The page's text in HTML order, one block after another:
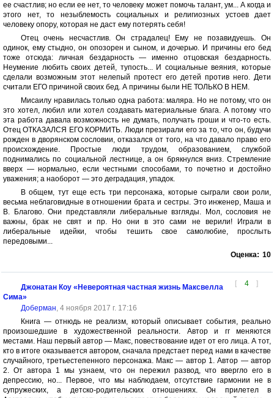
ее счастлив; но если ее нет, то человеку может помочь талант, ум... А когда и
этого нет, то незыблемость социальных и религиозных устоев дает
человеку опору, которая не даст ему потерять себя!
Отец очень несчастлив. Он страдалец! Ему не позавидуешь. Он
одинок, ему стыдно, он опозорен и сыном, и дочерью. И причины его бед
тоже отсюда: личная бездарность — именно отцовская бездарность.
Неумение любить своих детей, тупость... И социальные веяния, которые
сделали возможным этот нелепый протест его детей против него. Дети
считали ЕГО причиной своих бед. А причины были НЕ ТОЛЬКО В НЕМ.
Мисаилу нравилась только одна работа: маляра. Но не потому, что он
это хотел, любил или хотел создавать материальные блага. А потому что
эта работа давала возможность не думать, получать гроши и что-то есть.
Отец ОТКАЗАЛСЯ ЕГО КОРМИТЬ. Люди презирали его за то, что он, будучи
рожден в дворянском сословии, отказался от того, на что давало право его
происхождение. Простые люди трудом, образованием, службой
поднимались по социальной лестнице, а он брякнулся вниз. Стремление
вверх — нормально, если честными способами, то почетно и достойно
уважения; а наоборот — это деградация, упадок.
В общем, тут еще есть три персонажа, которые сыграли свои роли,
весьма неблаговидные в отношении брата и сестры. Это инженер, Маша и
В. Благово. Они представляли либеральные взгляды. Мол, сословия не
важны, брак не свят и пр. Но они в это сами не верили! Играли в
либеральные идейки, чтобы тешить свое самолюбие, прослыть
передовыми...
Оценка: 10
[ 4 ]
Джонатан Коу «Невероятная частная жизнь Максвелла
Сима»
Доберман, 4 ноября 2017 г. 17:16
Книга — отнюдь не реализм, который описывает события, реально
произошедшие в художественной реальности. Автор и гг меняются
местами. Наш первый автор — Макс, повествование идет от его лица. А тот,
кто в итоге оказывается автором, сначала предстает перед нами в качестве
случайного, третьестепенного персонажа. Макс — автор 1. Автор — автор
2. От автора 1 мы узнаем, что он пережил развод, что ввергло его в
депрессию, но... Первое, что мы наблюдаем, отсутствие гармонии не в
супружеских, а детско-родительских отношениях. Он прилетел в